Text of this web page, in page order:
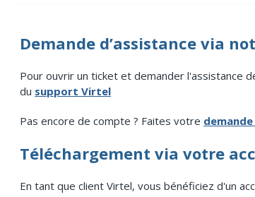
Demande d’assistance via
Pour ouvrir un ticket et demander l'assistance
du support Virtel
Pas encore de compte ? Faites votre
Téléchargement via votre
En tant que client Virtel, vous bénéficiez d'un